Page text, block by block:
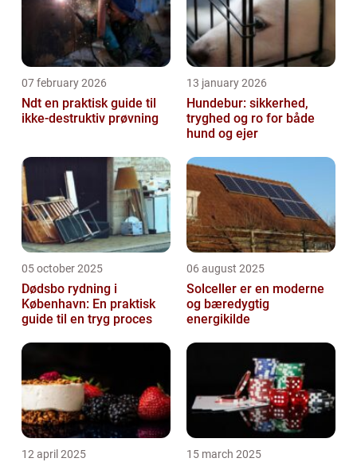
07 february 2026
Ndt en praktisk guide til
ikke-destruktiv prøvning
13 january 2026
Hundebur: sikkerhed,
tryghed og ro for både
hund og ejer
05 october 2025
Dødsbo rydning i
København: En praktisk
guide til en tryg proces
06 august 2025
Solceller er en moderne
og bæredygtig
energikilde
12 april 2025 15 march 2025